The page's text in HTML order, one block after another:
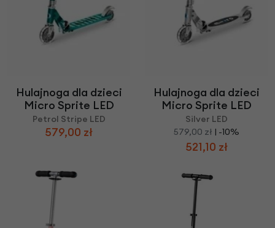
Hulajnoga dla dzieci
Micro Sprite LED
Petrol Stripe LED
579,00 zł
Hulajnoga dla dzieci
Micro Sprite LED
Silver LED
579,00 zł | -10%
521,10 zł